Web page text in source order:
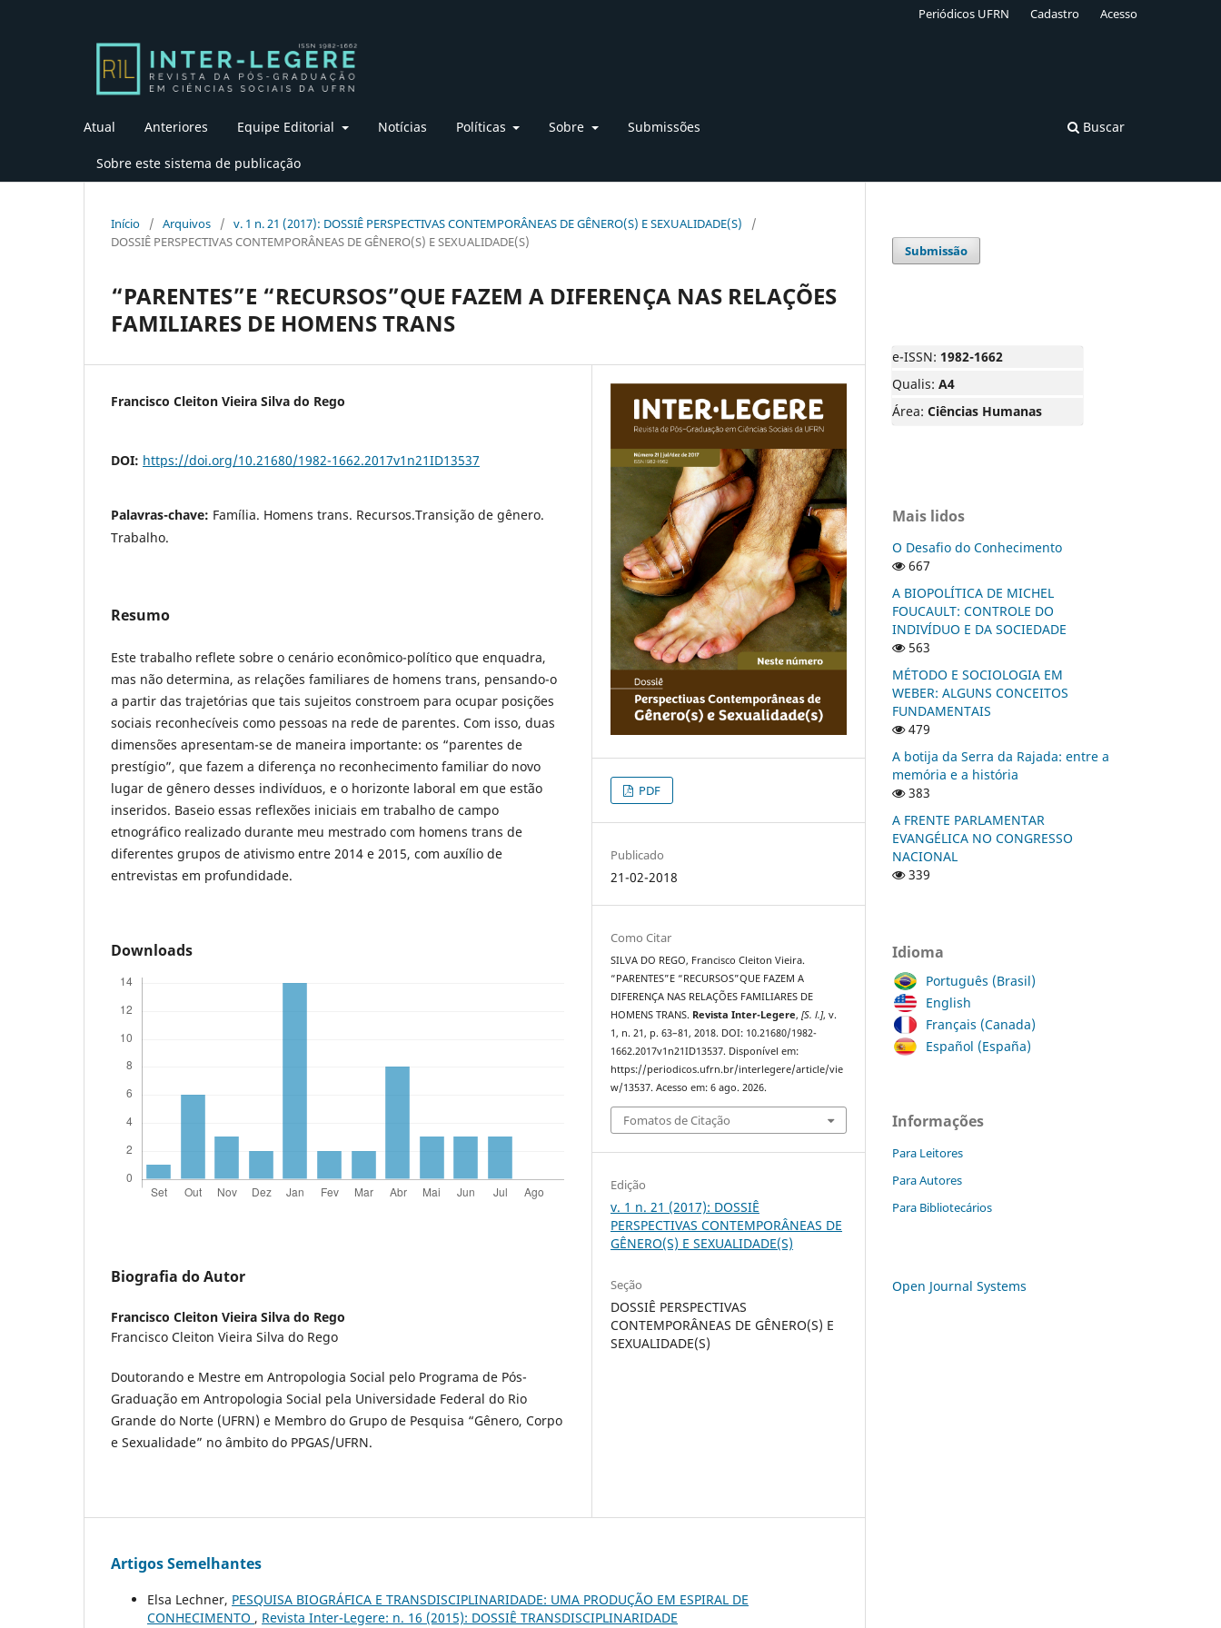
Atual Anteriores Equipe Editorial Notícias Políticas Sobre Submissões
Sobre este sistema de publicação
Buscar
Periódicos UFRN Cadastro Acesso
Início / Arquivos / v. 1 n. 21 (2017): DOSSIÊ PERSPECTIVAS CONTEMPORÂNEAS DE GÊNERO(S) E SEXUALIDADE(S)
/
DOSSIÊ PERSPECTIVAS CONTEMPORÂNEAS DE GÊNERO(S) E SEXUALIDADE(S)
“PARENTES”E “RECURSOS”QUE FAZEM A DIFERENÇA NAS RELAÇÕES
FAMILIARES DE HOMENS TRANS
Francisco Cleiton Vieira Silva do Rego
DOI: https://doi.org/10.21680/1982-1662.2017v1n21ID13537
Palavras-chave: Família. Homens trans. Recursos.Transição de gênero.
Trabalho.
Resumo
Este trabalho reflete sobre o cenário econômico-político que enquadra,
mas não determina, as relações familiares de homens trans, pensando-o
a partir das trajetórias que tais sujeitos constroem para ocupar posições
sociais reconhecíveis como pessoas na rede de parentes. Com isso, duas
dimensões apresentam-se de maneira importante: os “parentes de
prestígio”, que fazem a diferença no reconhecimento familiar do novo
lugar de gênero desses indivíduos, e o horizonte laboral em que estão
inseridos. Baseio essas reflexões iniciais em trabalho de campo
etnográfico realizado durante meu mestrado com homens trans de
diferentes grupos de ativismo entre 2014 e 2015, com auxílio de
entrevistas em profundidade.
Downloads
Biografia do Autor
Francisco Cleiton Vieira Silva do Rego
Francisco Cleiton Vieira Silva do Rego
Doutorando e Mestre em Antropologia Social pelo Programa de Pós-
Graduação em Antropologia Social pela Universidade Federal do Rio
Grande do Norte (UFRN) e Membro do Grupo de Pesquisa “Gênero, Corpo
e Sexualidade” no âmbito do PPGAS/UFRN.
PDF
Publicado
21-02-2018
Como Citar
SILVA DO REGO, Francisco Cleiton Vieira.
“PARENTES”E “RECURSOS”QUE FAZEM A
DIFERENÇA NAS RELAÇÕES FAMILIARES DE
HOMENS TRANS. Revista Inter-Legere,[S. l.], v.
1, n. 21, p. 63–81, 2018. DOI: 10.21680/1982-
1662.2017v1n21ID13537. Disponível em:
https://periodicos.ufrn.br/interlegere/article/vie
w/13537. Acesso em: 6 ago. 2026.
Fomatos de Citação
Edição
v. 1 n. 21 (2017): DOSSIÊ
PERSPECTIVAS CONTEMPORÂNEAS DE
GÊNERO(S) E SEXUALIDADE(S)
Seção
DOSSIÊ PERSPECTIVAS
CONTEMPORÂNEAS DE GÊNERO(S) E
SEXUALIDADE(S)
Artigos Semelhantes
Elsa Lechner, PESQUISA BIOGRÁFICA E TRANSDISCIPLINARIDADE: UMA PRODUÇÃO EM ESPIRAL DE
CONHECIMENTO , Revista Inter-Legere: n. 16 (2015): DOSSIÊ TRANSDISCIPLINARIDADE
Submissão
e-ISSN: 1982-1662
Qualis: A4
Área: Ciências Humanas
Mais lidos
O Desafio do Conhecimento
667
A BIOPOLÍTICA DE MICHEL
FOUCAULT: CONTROLE DO
INDIVÍDUO E DA SOCIEDADE
563
MÉTODO E SOCIOLOGIA EM
WEBER: ALGUNS CONCEITOS
FUNDAMENTAIS
479
A botija da Serra da Rajada: entre a
memória e a história
383
A FRENTE PARLAMENTAR
EVANGÉLICA NO CONGRESSO
NACIONAL
339
Idioma
Português (Brasil)
English
Français (Canada)
Español (España)
Informações
Para Leitores
Para Autores
Para Bibliotecários
Open Journal Systems